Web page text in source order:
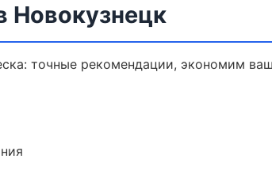
Новокузнецк
точные рекомендации, экономим